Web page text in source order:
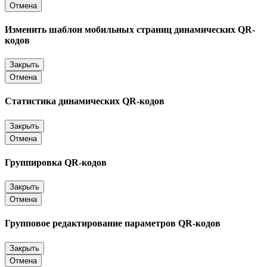
Отмена
Изменить шаблон мобильных страниц динамических QR-
кодов
Закрыть
Отмена
Статистика динамических QR-кодов
Закрыть
Отмена
Группировка QR-кодов
Закрыть
Отмена
Групповое редактирование параметров QR-кодов
Закрыть
Отмена